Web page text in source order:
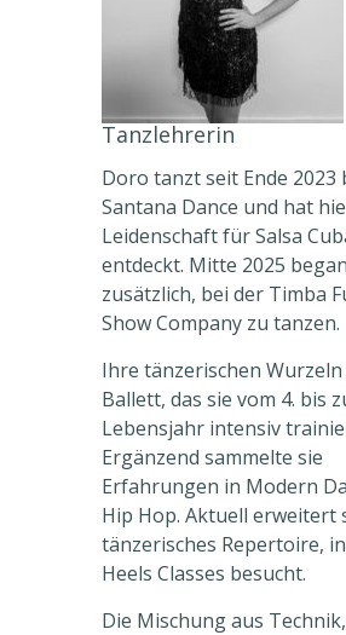
Tanzlehrerin
Doro tanzt seit Ende 2023
Santana Dance und hat
Leidenschaft für Salsa
entdeckt. Mitte 2025
zusätzlich, bei der Timba
Show Company zu tanzen.
Ihre tänzerischen
Ballett, das sie vom 4. bis
Lebensjahr intensiv
Ergänzend sammelte sie
Erfahrungen in Modern
Hip Hop. Aktuell erweitert
tänzerisches Repertoire,
Heels Classes besucht.
Die Mischung aus